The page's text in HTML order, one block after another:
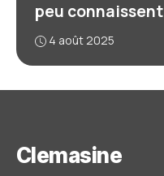
peu connaissent
4 août 2025
Clemasine